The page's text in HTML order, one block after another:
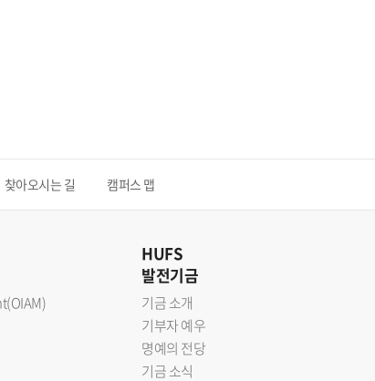
찾아오시는 길 캠퍼스 맵
HUFS
발전기금
기금 소개
기부자 예우
명예의 전당
기금 소식